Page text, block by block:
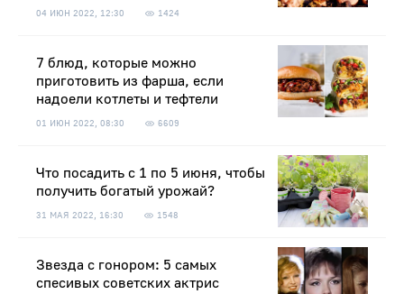
04 ИЮН 2022, 12:30 1424
7 блюд, которые можно
приготовить из фарша, если
надоели котлеты и тефтели
01 ИЮН 2022, 08:30 6609
Что посадить с 1 по 5 июня, чтобы
получить богатый урожай?
31 МАЯ 2022, 16:30 1548
Звезда с гонором: 5 самых
спесивых советских актрис